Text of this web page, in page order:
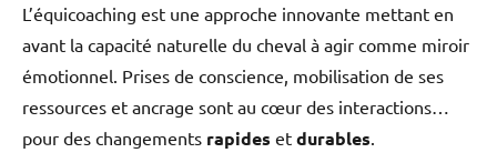
L’équicoaching est une approche innovante mettant en
avant la capacité naturelle du cheval à agir comme miroir
émotionnel. Prises de conscience, mobilisation de ses
ressources et ancrage sont au cœur des interactions…
pour des changements rapides et durables